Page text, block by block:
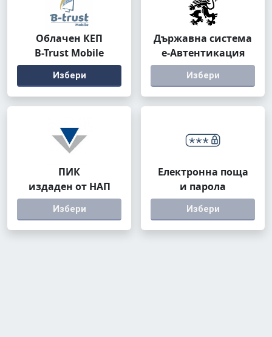
Облачен КЕП
B-Trust Mobile
Избери
Държавна система
е-Автентикация
Избери
ПИК
издаден от НАП
Избери
Електронна поща
и парола
Избери